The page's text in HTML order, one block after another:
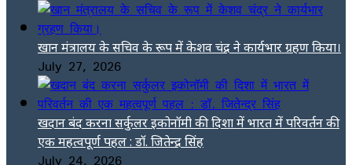
खान मंत्रालय के सचिव के रूप में केशव चंद्र ने कार्यभार ग्रहण किया।
July 27, 2026
खदान बंद करना सर्कुलर इकोनॉमी की दिशा में भारत में परिवर्तन की
एक महत्वपूर्ण पहल : डॉ. जितेन्द्र सिंह